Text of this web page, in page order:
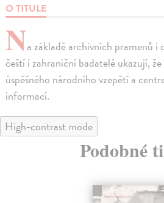
O TITULE
Na základě archivních pramenů i
čeští i zahraniční badatelé ukazují,
úspěšného národního vzepětí a
informací.
High-contrast mode
Podobné